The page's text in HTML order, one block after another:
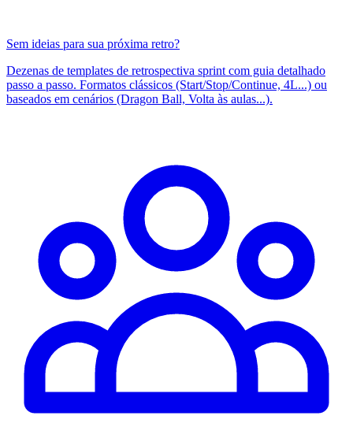
Sem ideias para sua próxima retro?
Dezenas de templates de retrospectiva sprint com guia detalhado
passo a passo. Formatos clássicos (Start/Stop/Continue, 4L...) ou
baseados em cenários (Dragon Ball, Volta às aulas...).